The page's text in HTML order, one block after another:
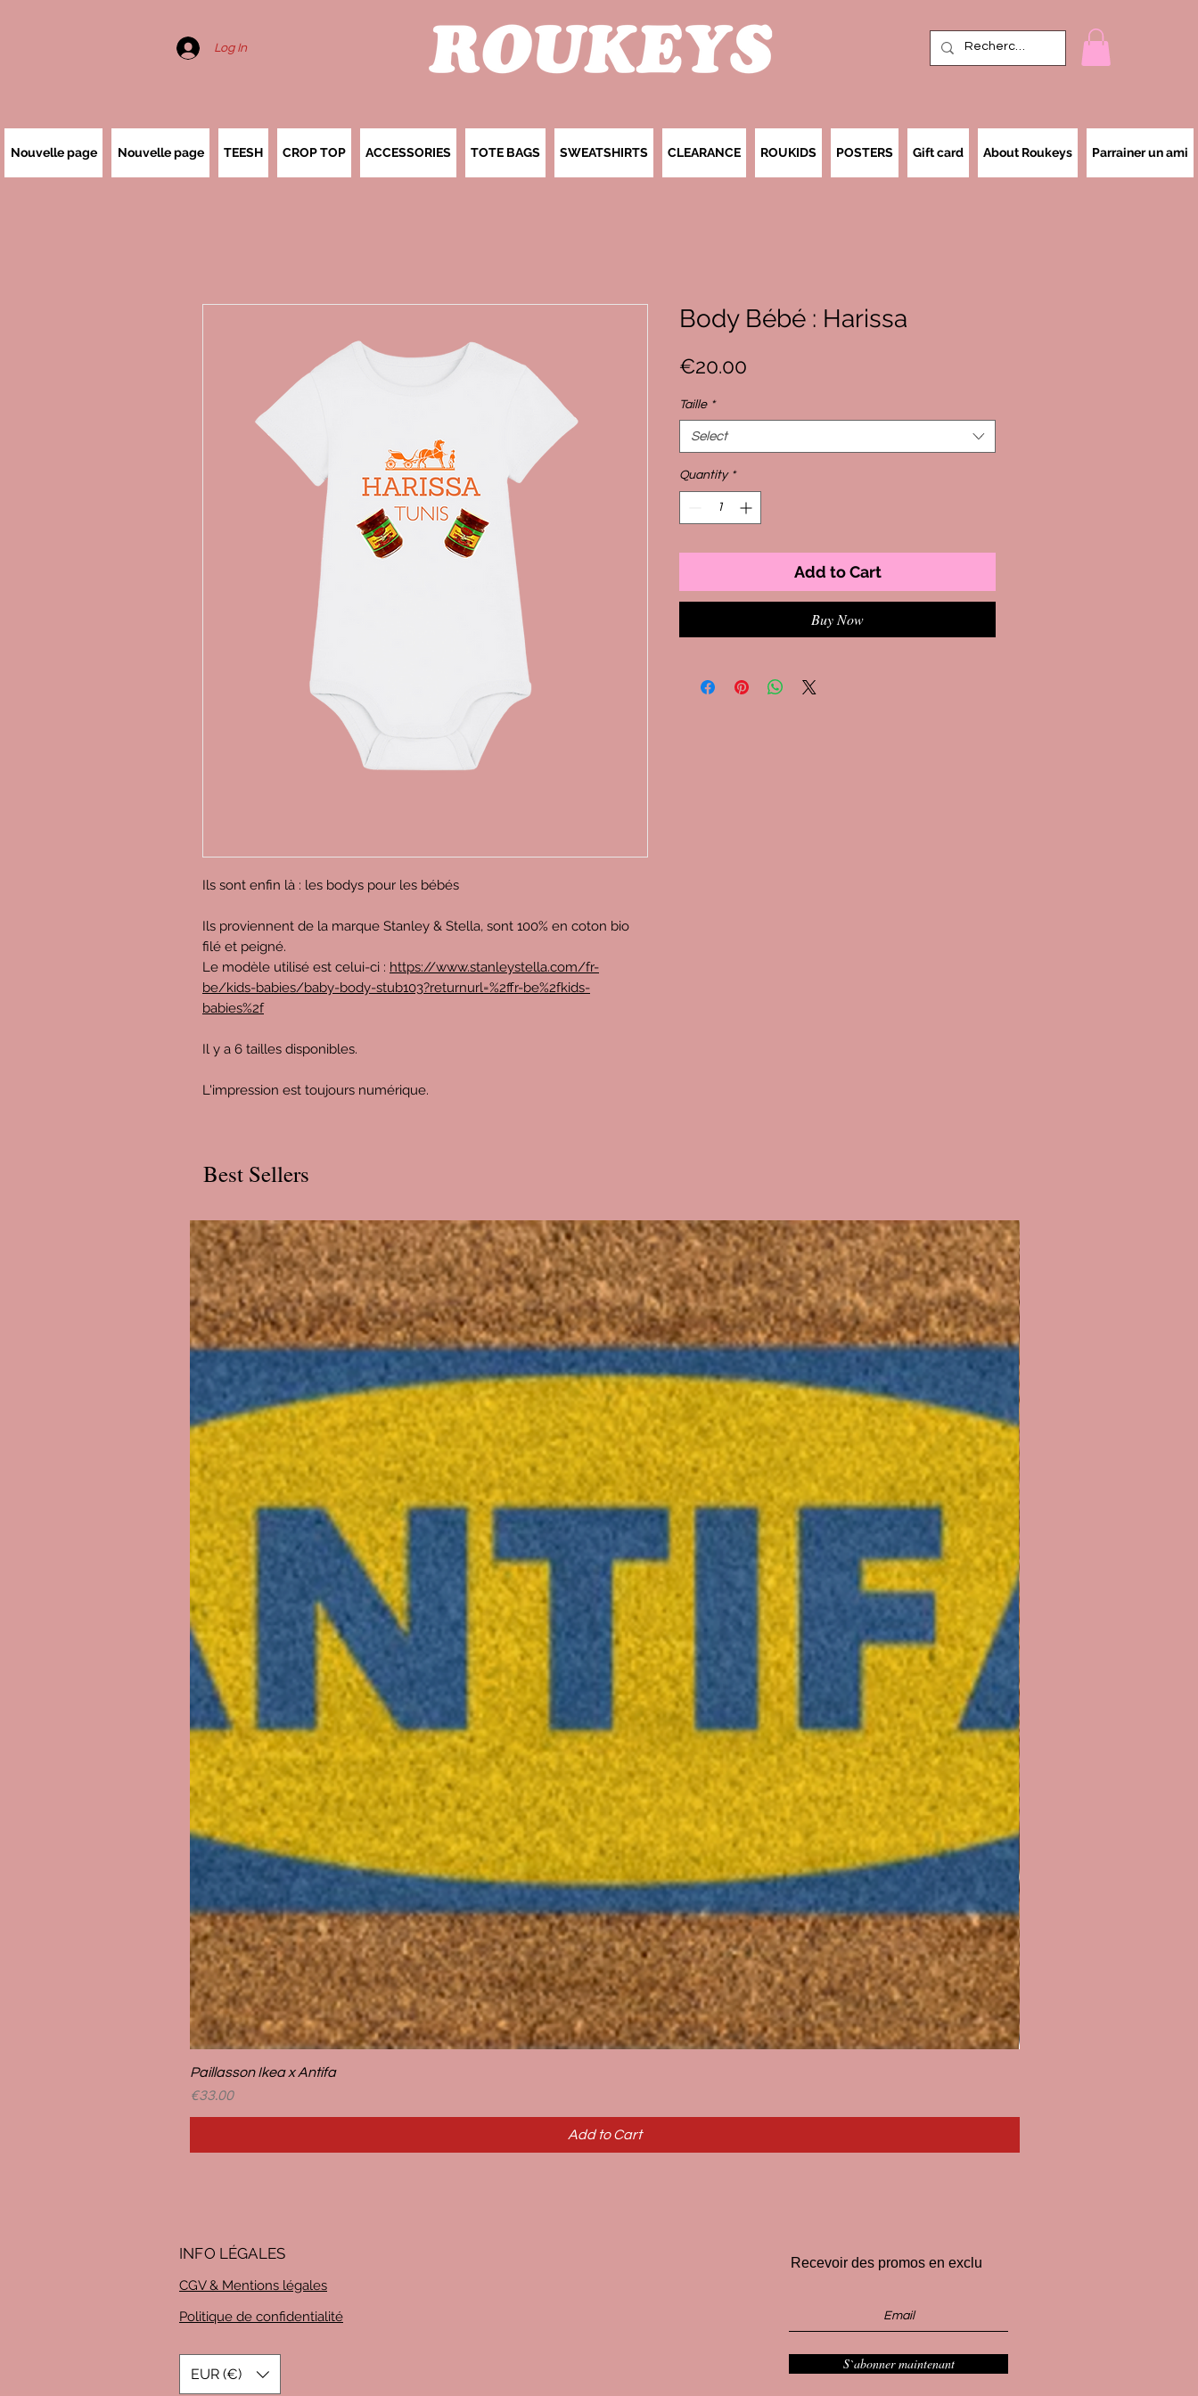
Log In
Nouvelle page Nouvelle page TEESH CROP TOP ACCESSORIES TOTE BAGS SWEATSHIRTS CLEARANCE ROUKIDS POSTERS Gift card About Roukeys Parrainer un ami
Ils sont enfin là : les bodys pour les bébés
Ils proviennent de la marque Stanley & Stella, sont 100% en coton bio
filé et peigné.
Le modèle utilisé est celui-ci : https://www.stanleystella.com/fr-
be/kids-babies/baby-body-stub103?returnurl=%2ffr-be%2fkids-
babies%2f
Il y a 6 tailles disponibles.
L'impression est toujours numérique.
Body Bébé : Harissa
€20.00
Taille *
Select
Quantity *
Add to Cart
Buy Now
Best Sellers
Paillasson Ikea x Antifa
Price
€33.00
Add to Cart
INFO LÉGALES
CGV & Mentions légales
Politique de confidentialité
EUR (€)
Recevoir des promos en exclu
S`abonner maintenant